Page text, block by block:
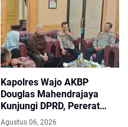
Kapolres Wajo AKBP
Douglas Mahendrajaya
Kunjungi DPRD, Pererat
Sinergi dan Kolaborasi
Agustus 06, 2026